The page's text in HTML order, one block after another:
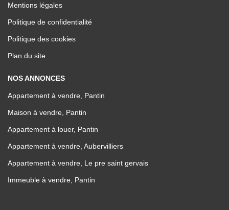
Mentions légales
Politique de confidentialité
Politique des cookies
Plan du site
NOS ANNONCES
Appartement à vendre, Pantin
Maison à vendre, Pantin
Appartement à louer, Pantin
Appartement à vendre, Aubervilliers
Appartement à vendre, Le pre saint gervais
Immeuble à vendre, Pantin